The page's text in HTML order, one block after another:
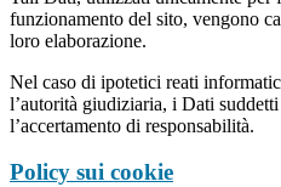
funzionamento del sito, vengono
loro elaborazione.
Nel caso di ipotetici reati
l’autorità giudiziaria, i Dati
l’accertamento di responsabilità.
Policy sui cookie